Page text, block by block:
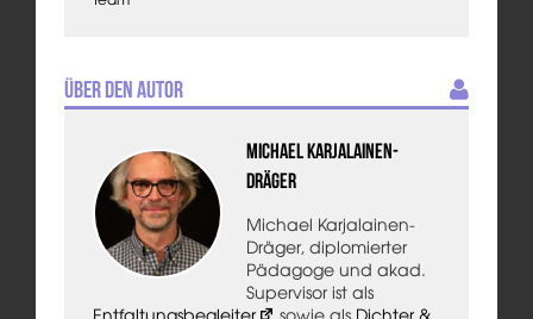
Über den Autor
Michael Karjalainen-
Dräger
Michael Karjalainen-
Dräger, diplomierter
Pädagoge und akad.
Supervisor ist als
Entfaltungsbegleiter
sowie als Dichter &